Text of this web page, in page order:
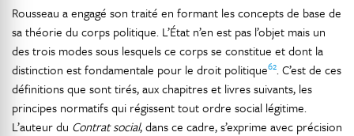
Rousseau a engagé son traité en formant les concepts de base de
sa théorie du corps politique. L’État n’en est pas l’objet mais un
des trois modes sous lesquels ce corps se constitue et dont la
distinction est fondamentale pour le droit politique62. C’est de ces
définitions que sont tirés, aux chapitres et livres suivants, les
principes normatifs qui régissent tout ordre social légitime.
L’auteur du Contrat social, dans ce cadre, s’exprime avec précision